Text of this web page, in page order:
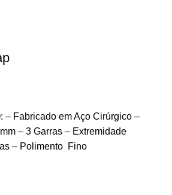
– Fabricado em Aço Cirúrgico –
– 3 Garras – Extremidade
– Polimento Fino